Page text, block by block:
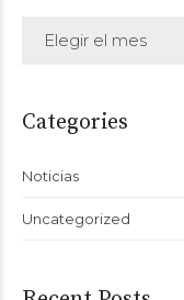
Elegir el mes
Categories
Noticias
Uncategorized